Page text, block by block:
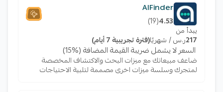
AlFinder
4.53
(
19
)
يبدأ من
217ر.س / شهريًا(فترة تجريبية 7 أيام)
السعر لا يشمل ضريبة القيمة المضافة (%15)
ضاعف مبيعاتك مع ميزات البحث والاكتشاف المخصصة
لمتجرك وسلسة ميزات اخرى مصممة لتلبية الاحتياجات